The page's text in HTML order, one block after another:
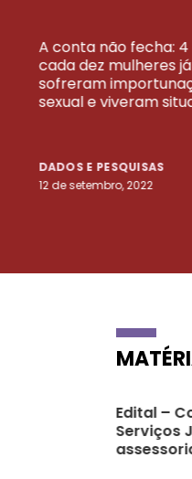
A conta não fecha:
cada dez mulheres já
sofreram
sexual e viveram
DADOS E PESQUISAS
12 de setembro, 2022
Edital –
Serviços